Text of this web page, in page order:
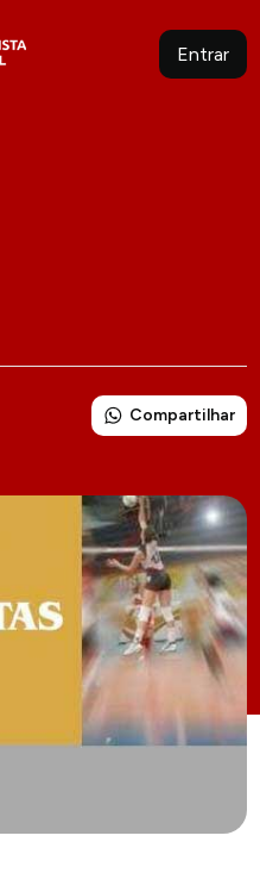
Entrar
Compartilhar